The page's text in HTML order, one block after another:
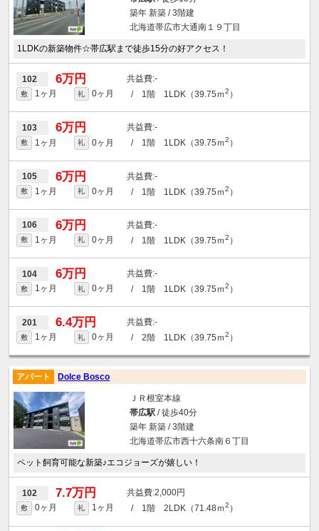
築年 新築 / 3階建
北海道帯広市大通南１９丁目
1LDKの新築物件☆帯広駅まで徒歩15分の好アクセス！
102 6万円 -
敷 1ヶ月 礼 0ヶ月 / 1階 1LDK（39.75ｍ2 ）
103 6万円 -
敷 1ヶ月 礼 0ヶ月 / 1階 1LDK（39.75ｍ2 ）
105 6万円 -
敷 1ヶ月 礼 0ヶ月 / 1階 1LDK（39.75ｍ2 ）
106 6万円 -
敷 1ヶ月 礼 0ヶ月 / 1階 1LDK（39.75ｍ2 ）
104 6万円 -
敷 1ヶ月 礼 0ヶ月 / 1階 1LDK（39.75ｍ2 ）
201 6.4万円 -
敷 1ヶ月 礼 0ヶ月 / 2階 1LDK（39.75ｍ2 ）
アパート Dolce Bosco
ＪＲ根室本線
帯広駅/ 徒歩40分
築年 新築 / 3階建
北海道帯広市西十六条南６丁目
ペット飼育可能な新築♪エコジョーズが嬉しい！
102 7.7万円 2,000円
敷 0ヶ月 礼 1ヶ月 / 1階 2LDK（71.48ｍ2 ）